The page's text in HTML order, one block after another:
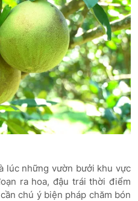
lúc những vườn bưởi khu vực
ra hoa, đậu trái thời điểm
chú ý biện pháp chăm bón